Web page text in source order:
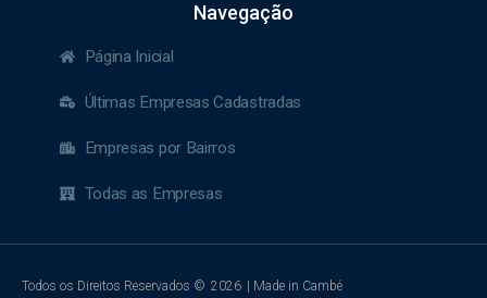
Navegação
Página Inicial
Últimas Empresas Cadastradas
Empresas por Bairros
Todas as Empresas
Todos os Direitos Reservados © 2026 | Made in Cambé